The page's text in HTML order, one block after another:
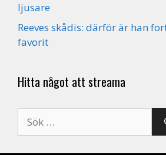
ljusare
Reeves skådis: därför är han
favorit
Hitta något att streama
efter: